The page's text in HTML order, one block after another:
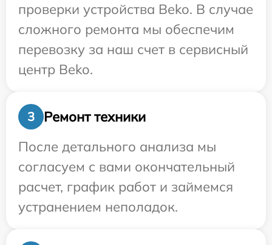
проверки устройства Beko. В случае
сложного ремонта мы обеспечим
перевозку за наш счет в сервисный
центр Beko.
3
Ремонт техники
После детального анализа мы
согласуем с вами окончательный
расчет, график работ и займемся
устранением неполадок.